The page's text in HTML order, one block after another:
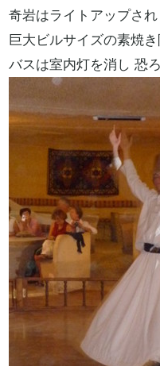
奇岩はライトアップさ
巨大ビルサイズの素焼
バスは室内灯を消し 恐